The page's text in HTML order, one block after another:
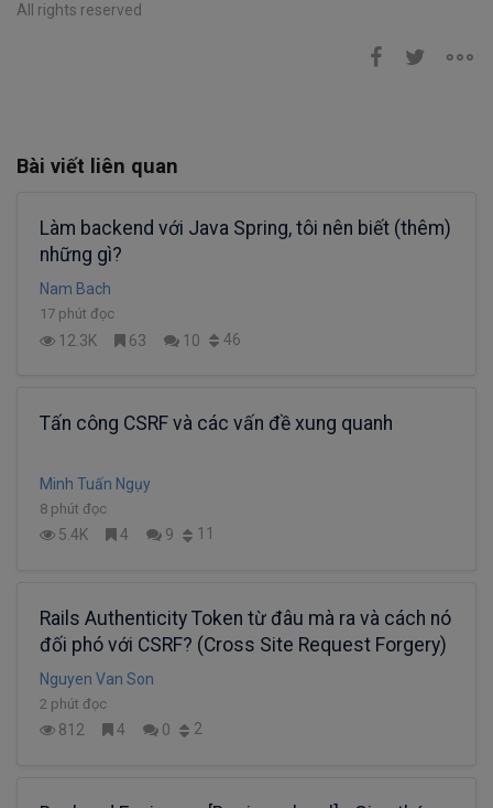
All rights reserved
Bài viết liên quan
Làm backend với Java Spring, tôi nên biết (thêm)
những gì?
Nam Bach
17 phút đọc
12.3K 63 10 46
Tấn công CSRF và các vấn đề xung quanh
Minh Tuấn Ngụy
8 phút đọc
5.4K 4 9 11
Rails Authenticity Token từ đâu mà ra và cách nó
đối phó với CSRF? (Cross Site Request Forgery)
Nguyen Van Son
2 phút đọc
812 4 0 2